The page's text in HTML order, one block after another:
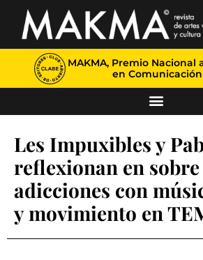
MAKMA, Premio Nacional
en
Les Impuxibles y
reflexionan en
adicciones con
y movimiento en